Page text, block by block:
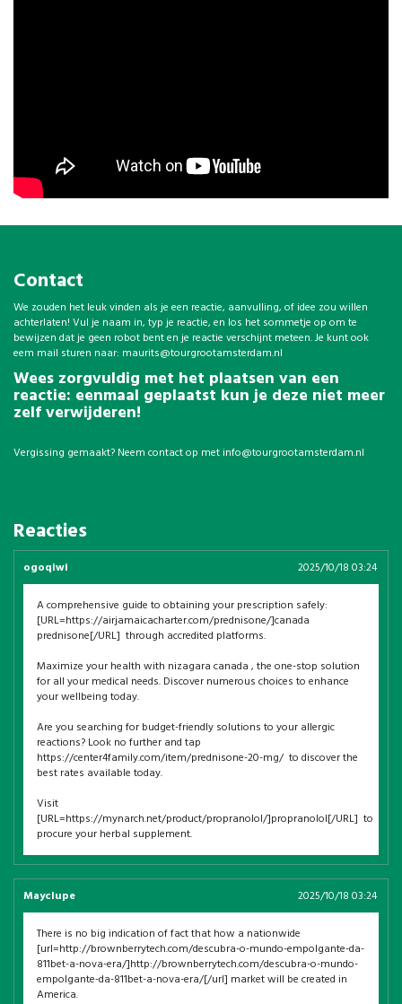
Contact
We zouden het leuk vinden als je een reactie, aanvulling, of idee zou willen
achterlaten! Vul je naam in, typ je reactie, en los het sommetje op om te
bewijzen dat je geen robot bent en je reactie verschijnt meteen. Je kunt ook
eem mail sturen naar: maurits@tourgrootamsterdam.nl
Wees zorgvuldig met het plaatsen van een
reactie: eenmaal geplaatst kun je deze niet meer
zelf verwijderen!
Vergissing gemaakt? Neem contact op met info@tourgrootamsterdam.nl
Reacties
ogoqiwi 2025/10/18 03:24
A comprehensive guide to obtaining your prescription safely:
[URL=https://airjamaicacharter.com/prednisone/]canada
prednisone[/URL] through accredited platforms.
Maximize your health with nizagara canada , the one-stop solution
for all your medical needs. Discover numerous choices to enhance
your wellbeing today.
Are you searching for budget-friendly solutions to your allergic
reactions? Look no further and tap
https://center4family.com/item/prednisone-20-mg/ to discover the
best rates available today.
Visit
[URL=https://mynarch.net/product/propranolol/]propranolol[/URL] to
procure your herbal supplement.
Mayclupe 2025/10/18 03:24
There is no big indication of fact that how a nationwide
[url=http://brownberrytech.com/descubra-o-mundo-empolgante-da-
811bet-a-nova-era/]http://brownberrytech.com/descubra-o-mundo-
empolgante-da-811bet-a-nova-era/[/url] market will be created in
America.